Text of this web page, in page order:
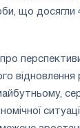
що досягли
відновлення